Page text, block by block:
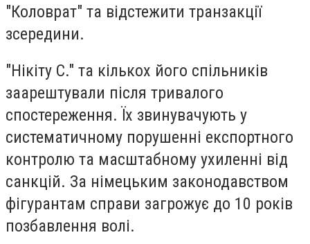
"Коловрат" та відстежити транзакції
зсередини.
"Нікіту С." та кількох його спільників
заарештували після тривалого
спостереження. Їх звинувачують у
систематичному порушенні експортного
контролю та масштабному ухиленні від
санкцій. За німецьким законодавством
фігурантам справи загрожує до 10 років
позбавлення волі.